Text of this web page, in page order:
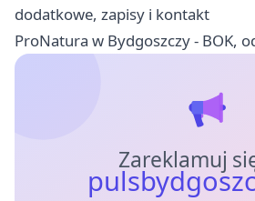
dodatkowe, zapisy i kontakt
ProNatura w Bydgoszczy - BOK,
Zareklamuj